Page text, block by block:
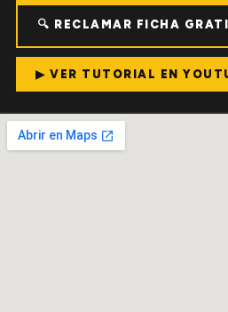
🔍 RECLAMAR FICHA
▶ VER TUTORIAL EN